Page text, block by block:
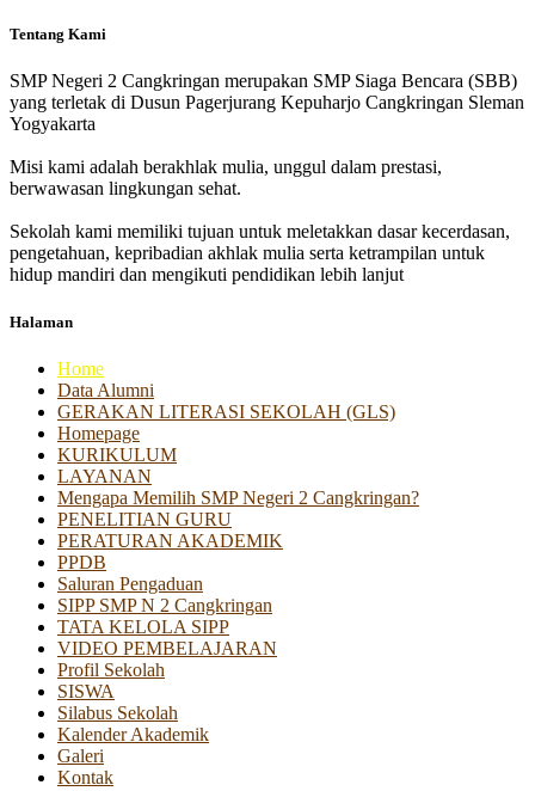
Tentang Kami
SMP Negeri 2 Cangkringan merupakan SMP Siaga Bencara (SBB)
yang terletak di Dusun Pagerjurang Kepuharjo Cangkringan Sleman
Yogyakarta
Misi kami adalah berakhlak mulia, unggul dalam prestasi,
berwawasan lingkungan sehat.
Sekolah kami memiliki tujuan untuk meletakkan dasar kecerdasan,
pengetahuan, kepribadian akhlak mulia serta ketrampilan untuk
hidup mandiri dan mengikuti pendidikan lebih lanjut
Halaman
Home
Data Alumni
GERAKAN LITERASI SEKOLAH (GLS)
Homepage
KURIKULUM
LAYANAN
Mengapa Memilih SMP Negeri 2 Cangkringan?
PENELITIAN GURU
PERATURAN AKADEMIK
PPDB
Saluran Pengaduan
SIPP SMP N 2 Cangkringan
TATA KELOLA SIPP
VIDEO PEMBELAJARAN
Profil Sekolah
SISWA
Silabus Sekolah
Kalender Akademik
Galeri
Kontak